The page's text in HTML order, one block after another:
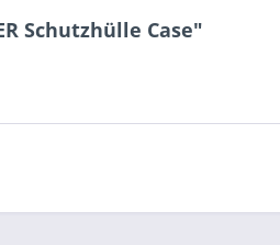
Schutzhülle Case"